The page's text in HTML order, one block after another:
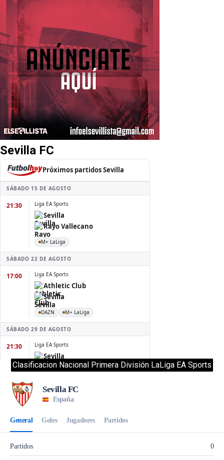
Sevilla FC
Clasificacion Nacional Primera División LaLiga EA Sports